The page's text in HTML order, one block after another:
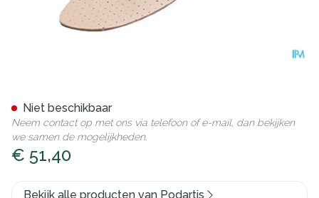
€ 51,40
Niet beschikbaar
Neem contact op met ons via telefoon of e-mail, dan bekijken
we samen de mogelijkheden.
Bekijk alle producten van Podartis